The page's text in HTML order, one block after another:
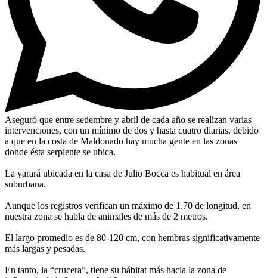
Aseguró que entre setiembre y abril de cada año se realizan varias
intervenciones, con un mínimo de dos y hasta cuatro diarias, debido
a que en la costa de Maldonado hay mucha gente en las zonas
donde ésta serpiente se ubica.
La yarará ubicada en la casa de Julio Bocca es habitual en área
suburbana.
Aunque los registros verifican un máximo de 1.70 de longitud, en
nuestra zona se habla de animales de más de 2 metros.
El largo promedio es de 80-120 cm, con hembras significativamente
más largas y pesadas.
En tanto, la “crucera”, tiene su hábitat más hacia la zona de